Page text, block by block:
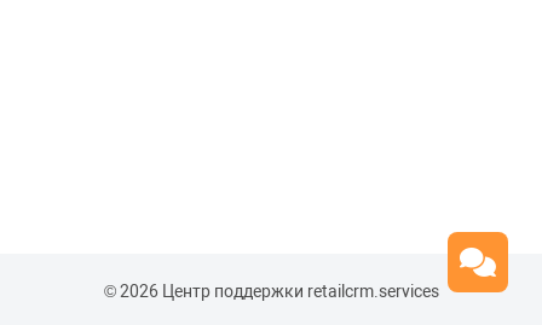
© 2026 Центр поддержки retailcrm.services